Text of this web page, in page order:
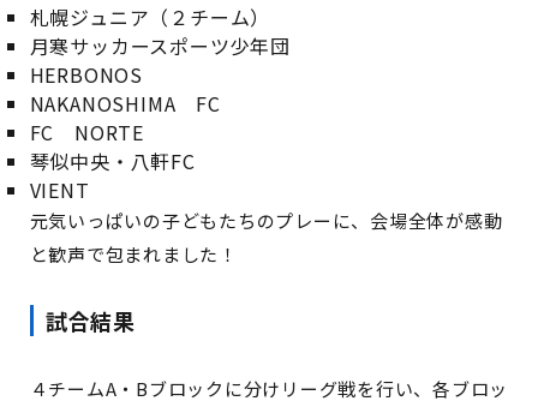
札幌ジュニア（２チーム）
月寒サッカースポーツ少年団
HERBONOS
NAKANOSHIMA FC
FC NORTE
琴似中央・八軒FC
VIENT
元気いっぱいの子どもたちのプレーに、会場全体が感動
と歓声で包まれました！
試合結果
４チームA・Bブロックに分けリーグ戦を行い、各ブロッ